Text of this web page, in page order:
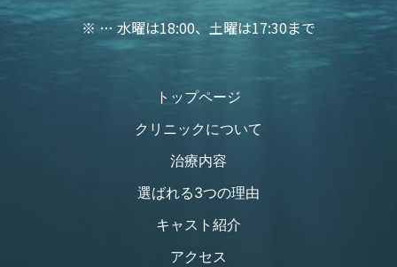
※ … 水曜は18:00、土曜は17:30まで
トップページ
クリニックについて
治療内容
選ばれる3つの理由
キャスト紹介
アクセス